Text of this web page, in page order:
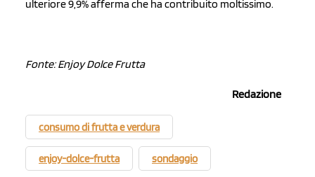
ulteriore 9,9% afferma che ha contribuito moltissimo.
Fonte: Enjoy Dolce Frutta
Redazione
consumo di frutta e verdura
enjoy-dolce-frutta sondaggio